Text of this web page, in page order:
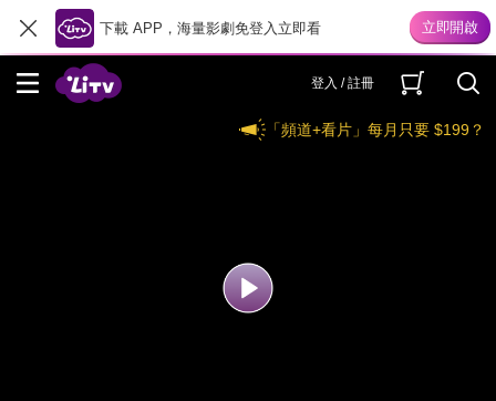
下載 APP，海量影劇免登入立即看
登入 / 註冊
「頻道+看片」每月只要 $199？